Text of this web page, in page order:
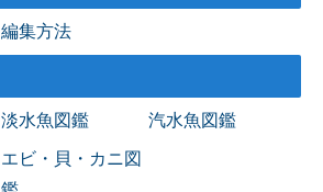
編集方法
淡水魚図鑑 汽水魚図鑑
エビ・貝・カニ図